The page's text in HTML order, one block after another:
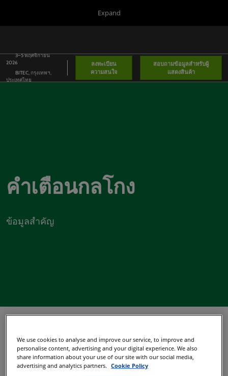
menu.
Expand
Global
Asia
ทาง
ทั่ว
โลก
3–5 พฤศจิกายน
2026
BITEC, กรุงเทพฯ,
ประเทศไทย
ลงทะเบียน
ความสนใจ
สอบถามข้อมูลสำหรับผู้
แสดงสินค้า
คำเตือนกลโกง
ข้อมูลสำคัญ
รับการติดต่อจากบริษัทที่อ้างว่ามีความเกี่ยวข้องกับงาน in-
cosmetics Asia และอีเวนต์ระดับโลก
We use cookies to analyse and improve our service, to improve and
personalise content, advertising and your digital experience. We also
share information about your use of our site with our social media,
advertising and analytics partners.
Cookie Policy